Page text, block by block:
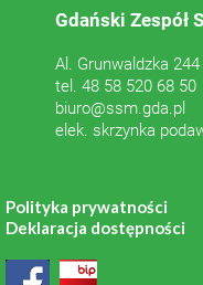
Gdański Zespół
Al. Grunwaldzka
tel. 48 58 520 68 50
biuro@ssm.gda.pl
elek. skrzynka
Polityka prywatności
Deklaracja dostępności